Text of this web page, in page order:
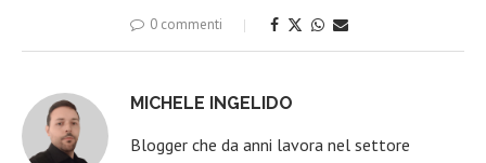
0 commenti
MICHELE INGELIDO
Blogger che da anni lavora nel settore